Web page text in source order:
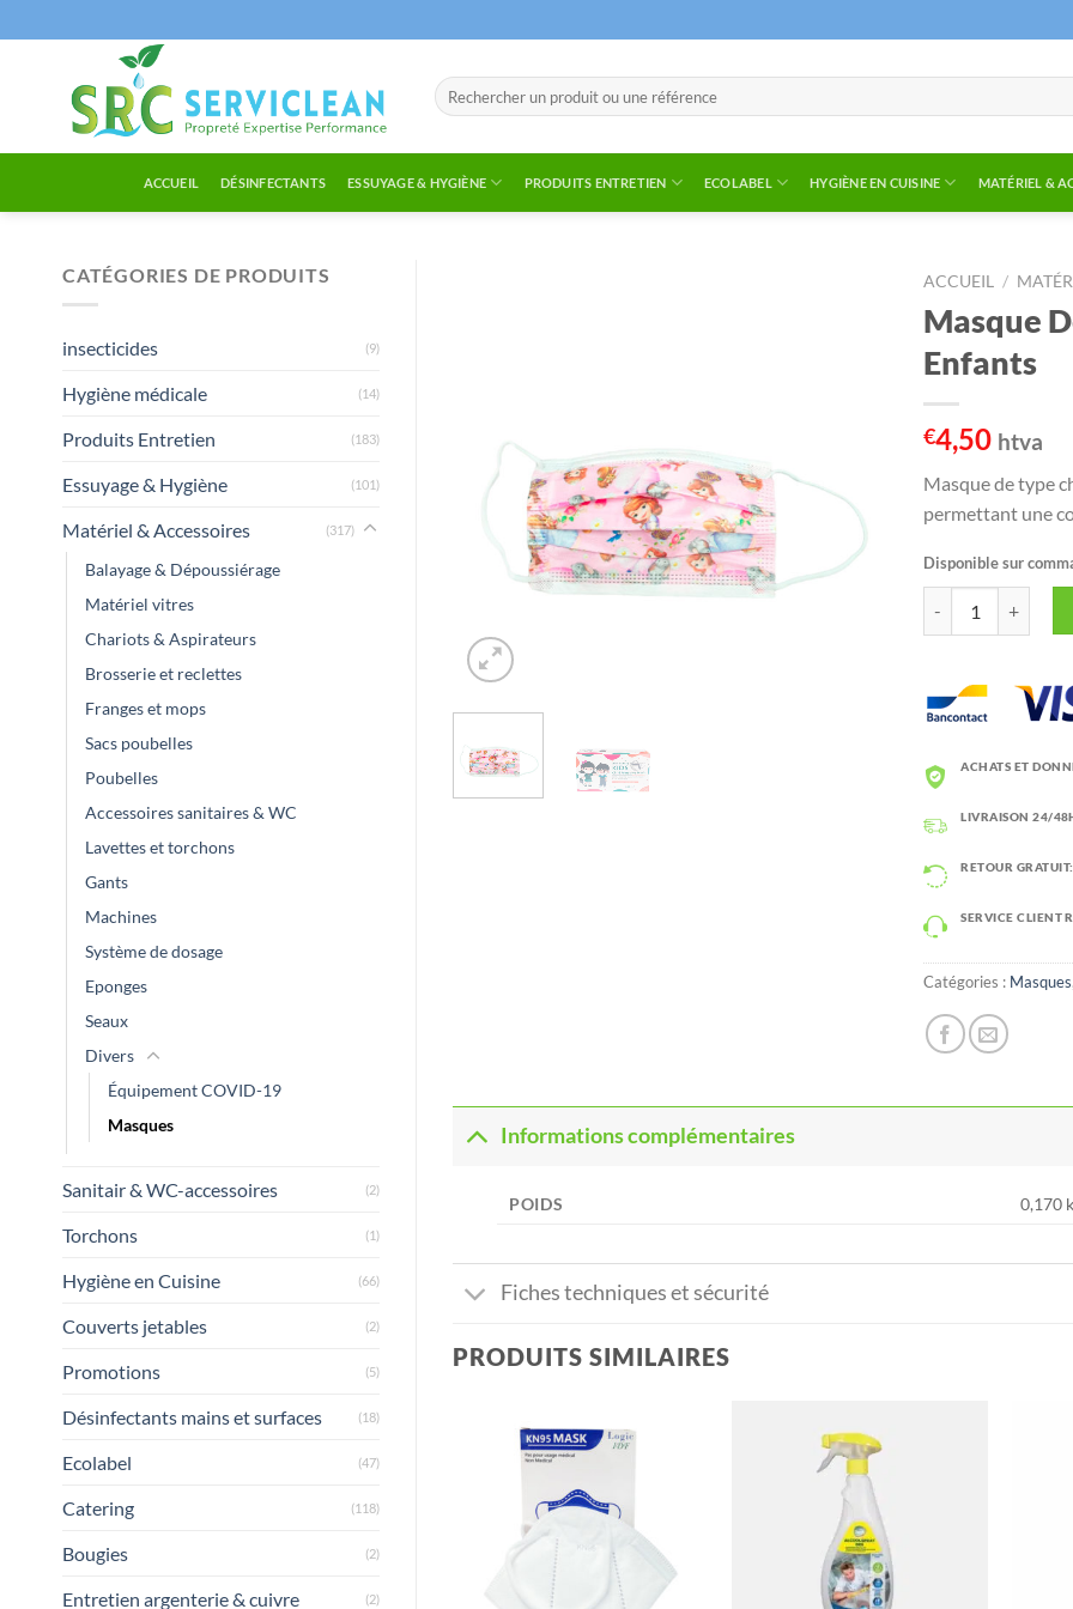
au
Recherche
pour :
ACCUEIL DÉSINFECTANTS ESSUYAGE & HYGIÈNE PRODUITS ENTRETIEN ECOLABEL HYGIÈNE EN CUISINE MATÉRIEL &
CATÉGORIES DE PRODUITS
insecticides (9)
Hygiène médicale (14)
Produits Entretien (183)
Essuyage & Hygiène (101)
Matériel & Accessoires (317)
Balayage & Dépoussiérage
Matériel vitres
Chariots & Aspirateurs
Brosserie et reclettes
Franges et mops
Sacs poubelles
Poubelles
Accessoires sanitaires & WC
Lavettes et torchons
Gants
Machines
Système de dosage
Eponges
Seaux
Divers
Équipement COVID-19
Masques
Sanitair & WC-accessoires (2)
Torchons (1)
Hygiène en Cuisine (66)
Couverts jetables (2)
Promotions (5)
Désinfectants mains et surfaces (18)
Ecolabel (47)
Catering (118)
Bougies (2)
Entretien argenterie & cuivre (2)
ACCUEIL /
Masque
Enfants
€4,50 htva
Masque de type
permettant une
Disponible sur
ACHATS ET
LIVRAISON 24/
RETOUR
SERVICE CLIENT
Catégories : Masques
Informations complémentaires
POIDS 0,170
Fiches techniques et sécurité
PRODUITS SIMILAIRES